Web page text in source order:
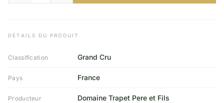
DÉTAILS DU PRODUIT
Classification Grand Cru
Pays France
Producteur Domaine Trapet Pere et Fils